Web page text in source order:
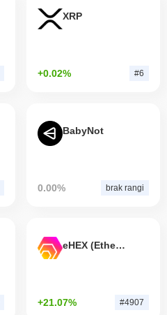
XRP
+0.02% #6
BabyNot
0.00% brak rangi
eHEX (Ethereum)
+21.07% #4907